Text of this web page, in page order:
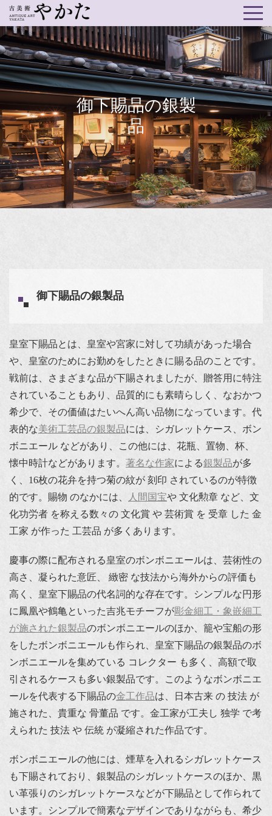
御下賜品の銀製
品
御下賜品の銀製品
皇室下賜品とは、皇室や宮家に対して功績があった場合
や、皇室のためにお勤めをしたときに賜る品のことです。
戦前は、さまざまな品が下賜されましたが、贈答用に特注
されていることもあり、品質的にも素晴らしく、なおかつ
希少で、その価値はたいへん高い品物になっています。代
表的な美術工芸品の銀製品には、シガレットケース、ボン
ボニエール などがあり、この他には、花瓶、置物、杯、
懐中時計などがあります。 著名な作家による銀製品が多
く、16枚の花弁を持つ菊の紋が 刻印 されているのが特徴
的です。賜物 のなかには、
人間国宝や 文化勲章 など、文
化功労者 を称える数々の 文化賞 や 芸術賞 を 受章 した 金
工家 が作った 工芸品 が多くあります。
慶事の際に配布される皇室のボンボニエールは、芸術性の
高さ、凝られた意匠、 緻密 な技法から海外からの評価も
高く、皇室下賜品の代名詞的な存在です。シンプルな円形
に鳳凰や鶴亀といった吉兆モチーフが彫金細工・象嵌細工
が施された銀製品のボンボニエールのほか、籠や宝船の形
をしたボンボニエールも作られ、皇室下賜品の銀製品のボ
ンボニエールを集めている コレクター も多く、高額で取
引されるケースも多い銀製品です。このようなボンボニエ
ールを代表する下賜品の金工作品は、日本古来 の 技法 が
施された、貴重な 骨董品 です。金工家が工夫し 独学 で考
えられた 技法 や 伝統 が凝縮された作品です。
ボンボニエールの他には、煙草を入れるシガレットケース
も下賜されており、銀製品のシガレットケースのほか、黒
い革張りのシガレットケースなどが下賜品として作られて
います。シンプルで簡素なデザインでありながらも、希少